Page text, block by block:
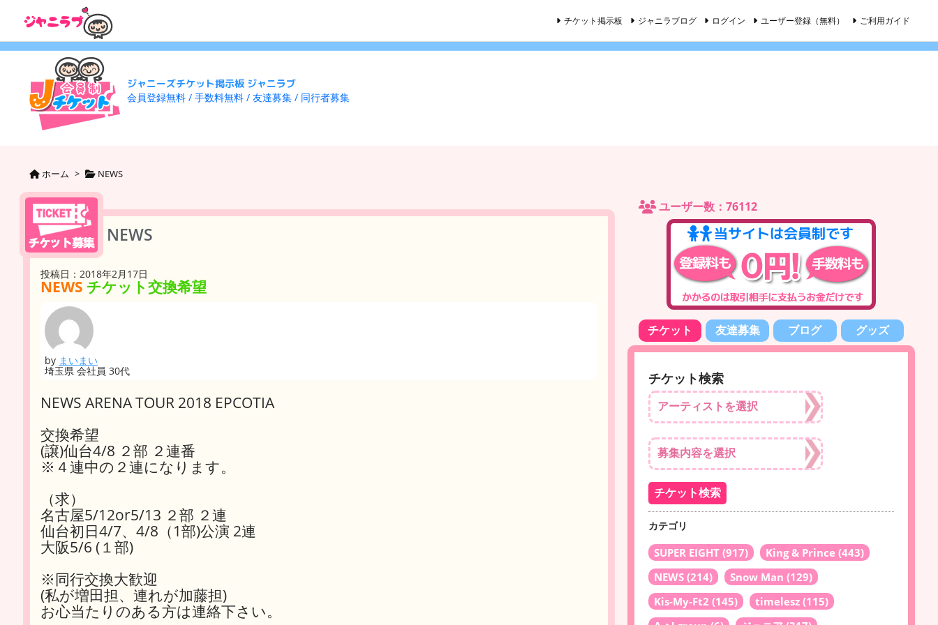
ジャニーズチケット掲示板 ジャニラブ
会員登録無料 / 手数料無料 / 友達募集 / 同行者募集
チケット掲示板 ジャニラブログ ログイン ユーザー登録（無料） ご利用ガイド
ホーム > NEWS
NEWS
投稿日：2018年2月17日
NEWS チケット交換希望
by まいまい
埼玉県 会社員 30代
NEWS ARENA TOUR 2018 EPCOTIA
交換希望
(譲)仙台4/8 ２部 ２連番
※４連中の２連になります。
（求）
名古屋5/12or5/13 ２部 ２連
仙台初日4/7、4/8（1部)公演 2連
大阪5/6 (１部)
※同行交換大歓迎
(私が増田担、連れが加藤担)
お心当たりのある方は連絡下さい。
ユーザー数：76112
チケット 友達募集 ブログ グッズ
チケット検索
カテゴリ
SUPER EIGHT (917) King & Prince (443)
NEWS (214) Snow Man (129)
Kis-My-Ft2 (145) timelesz (115)